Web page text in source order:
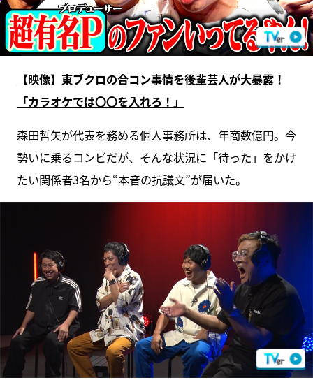
【映像】東ブクロの合コン事情を後輩芸人が大暴露！
「カラオケでは〇〇を入れろ！」
森田哲矢が代表を務める個人事務所は、年商数億円。今
勢いに乗るコンビだが、そんな状況に「待った」をかけ
たい関係者3名から“本音の抗議文”が届いた。